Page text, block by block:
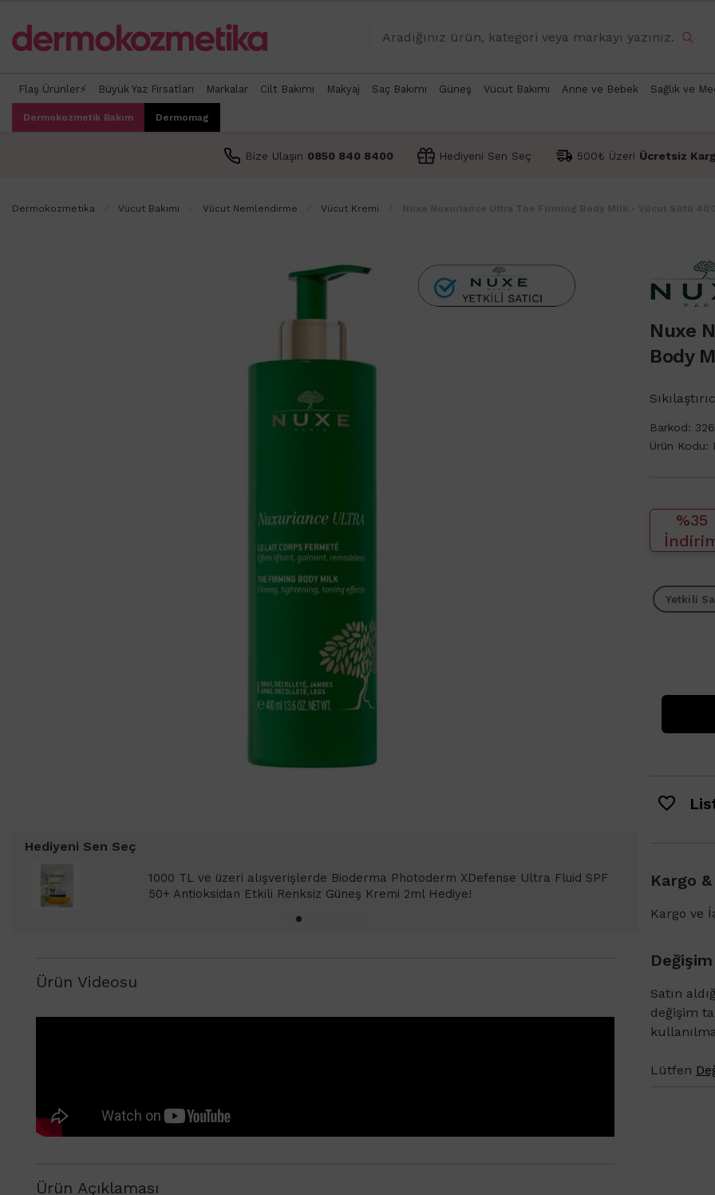
Flaş Ürünler⚡ Büyük Yaz Fırsatları Markalar Cilt Bakımı Makyaj Saç Bakımı Güneş Vücut Bakımı Anne ve Bebek Sağlık ve
Dermokozmetik Bakım Dermomag
Bize Ulaşın 0850 840 8400 Hediyeni Sen Seç 500₺ Üzeri Ücretsiz
Dermokozmetika Vücut Bakımı Vücut Nemlendirme Vücut Kremi
Nuxe
Body
Barkod:
Ürün Kodu:
%35
Yetkili
Hediyeni Sen Seç
1000 TL ve üzeri alışverişlerinizde Bioderma Photoderm XDefense Ultra Fluid
SPF 50+ Antioksidan Renkli Güneş Kremi Light 2ml hediye!
Ürün Videosu
Ürün Açıklaması
Kargo
Kargo ve
Satın
değişim
Lütfen